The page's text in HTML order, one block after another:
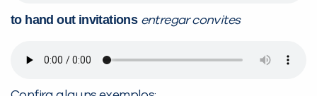
to hand out invitations entregar convites